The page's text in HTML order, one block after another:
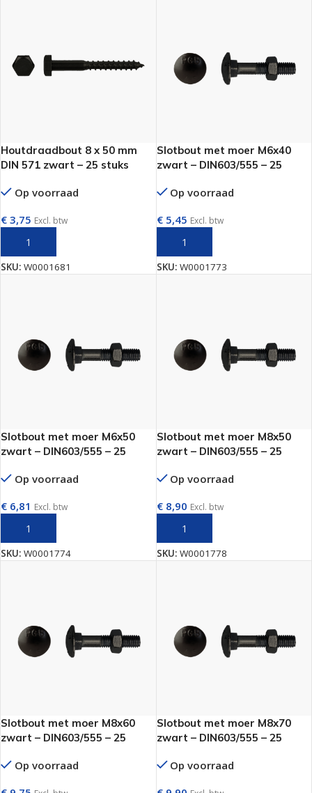
Houtdraadbout 8 x 50 mm
DIN 571 zwart – 25 stuks
Op voorraad
€ 3,75 Excl. btw
SKU: W0001681
Slotbout met moer M6x40
zwart – DIN603/555 – 25
Op voorraad
€5,45 Excl. btw
SKU: W0001773
Slotbout met moer M6x50
zwart – DIN603/555 – 25
Op voorraad
€ 6,81 Excl. btw
SKU: W0001774
Slotbout met moer M8x50
zwart – DIN603/555 – 25
Op voorraad
€8,90 Excl. btw
SKU: W0001778
Slotbout met moer M8x60
zwart – DIN603/555 – 25
Op voorraad
Slotbout met moer M8x70
zwart – DIN603/555 – 25
Op voorraad